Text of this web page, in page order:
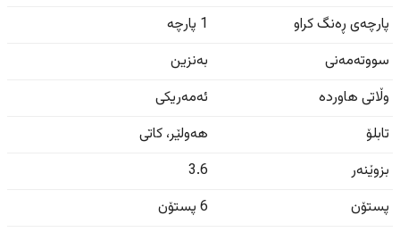
پارچەی ڕەنگ کراو
1 پارچە
سووتەمەنی
بەنزین
وڵاتی هاوردە
ئەمەریکی
تابلۆ
هەولێر، کاتی
بزوێنەر
3.6
پستۆن
6 پستۆن